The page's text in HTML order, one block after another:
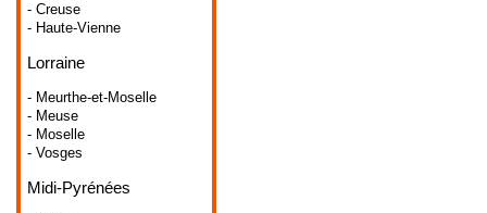
- Creuse
- Haute-Vienne
Lorraine
- Meurthe-et-Moselle
- Meuse
- Moselle
- Vosges
Midi-Pyrénées